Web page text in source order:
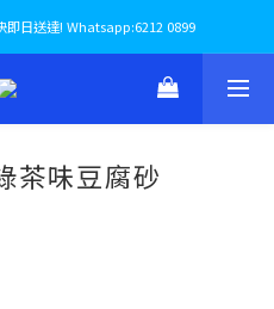
日送達! Whatsapp:6212 0899
茶味豆腐砂